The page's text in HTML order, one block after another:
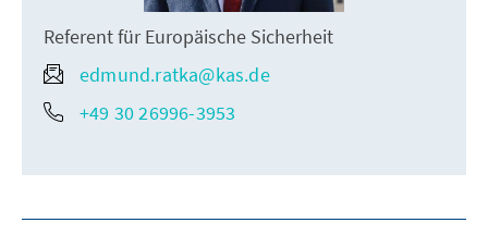
Referent für Europäische Sicherheit
edmund.ratka@kas.de
+49 30 26996-3953